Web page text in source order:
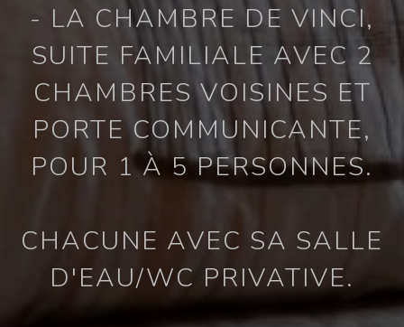
- LA CHAMBRE DE VINCI,
SUITE FAMILIALE AVEC 2
CHAMBRES VOISINES ET
PORTE COMMUNICANTE,
POUR 1 À 5 PERSONNES.
CHACUNE AVEC SA SALLE
D'EAU/WC PRIVATIVE.